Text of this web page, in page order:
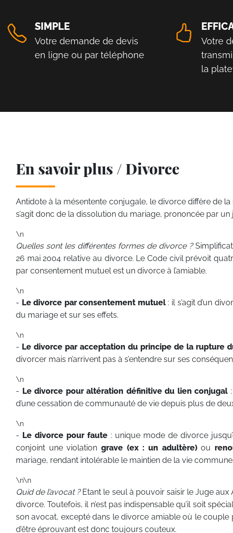
SIMPLE
Votre demande de devis
en ligne ou par téléphone
Votre
la
En savoir plus / Divorce
Antidote à la mésentente conjugale, le divorce diffère de la
s’agit donc de la dissolution du mariage, prononcée par un
\n
Quelles sont les différentes formes de divorce ?
26 mai 2004 relative au divorce. Le Code civil prévoit
par consentement mutuel est un divorce à l’amiable.
\n
- Le divorce par consentement mutuel: il s’agit d’un
du mariage et sur ses effets.
\n
- Le divorce par acceptation du principe de la rupture
divorcer mais n’arrivent pas à s’entendre sur ses
\n
- Le divorce pour altération définitive du lien conjugal:
d’une cessation de communauté de vie depuis plus de
\n
- Le divorce pour faute : unique mode de divorce
conjoint une violation grave (ex : un adultère) ou
mariage, rendant intolérable le maintien de la vie
\n\n
Quid de l’avocat ?Etant le seul à pouvoir saisir le Juge aux
divorce. Toutefois, il n’est pas indispensable qu’il soit
son avocat, excepté dans le divorce amiable où le couple
d’être éprouvant est donc toujours couteux.